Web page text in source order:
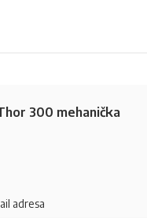
300 mehanička
adresa